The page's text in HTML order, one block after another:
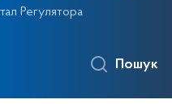
Регулятора
Пошук